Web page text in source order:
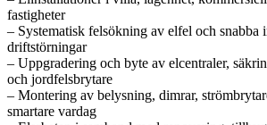
fastigheter
– Systematisk felsökning av elfel och snabba
driftstörningar
– Uppgradering och byte av elcentraler,
och jordfelsbrytare
– Montering av belysning, dimrar,
smartare vardag